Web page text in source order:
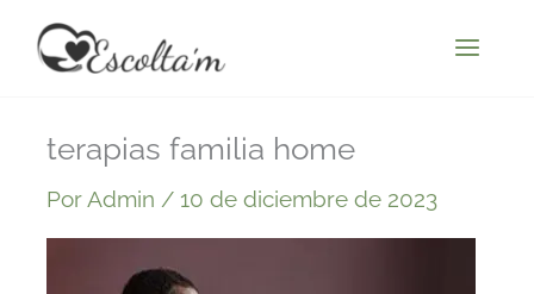
contenido
terapias familia home
Por Admin / 10 de diciembre de 2023